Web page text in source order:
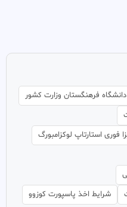
فرهنگستان وزارت کشور
فوری استارتاپ لوکزامبورگ
شرایط اخذ پاسپورت کوزوو